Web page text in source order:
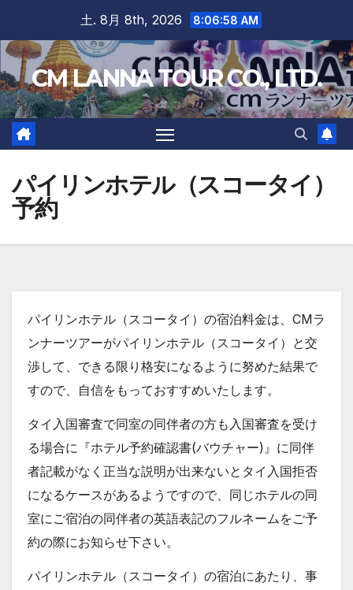
content
土. 8月 8th, 2026 8:06:59 AM
CM LANNA TOUR CO., LTD.
パイリンホテル（スコータイ）
予約
パイリンホテル（スコータイ）の宿泊料金は、CMラ
ンナーツアーがパイリンホテル（スコータイ）と交
渉して、できる限り格安になるように努めた結果で
すので、自信をもっておすすめいたします。
タイ入国審査で同室の同伴者の方も入国審査を受け
る場合に『ホテル予約確認書(バウチャー)』に同伴
者記載がなく正当な説明が出来ないとタイ入国拒否
になるケースがあるようですので、同じホテルの同
室にご宿泊の同伴者の英語表記のフルネームをご予
約の際にお知らせ下さい。
パイリンホテル（スコータイ）の宿泊にあたり、事